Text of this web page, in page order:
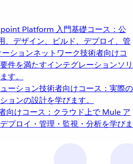
Platform 入門基礎コース：公
、デザイン、ビルド、デプロイ、管
ションネットワーク技術者向けコ
件を満たすインテグレーションソリ
す。
ーション技術者向けコース：実際の
ョンの設計を学びます。
向けコース：クラウド上で Mule ア
プロイ・管理・監視・分析を学びま